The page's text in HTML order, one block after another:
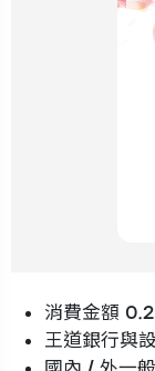
消費金額
王道銀行與